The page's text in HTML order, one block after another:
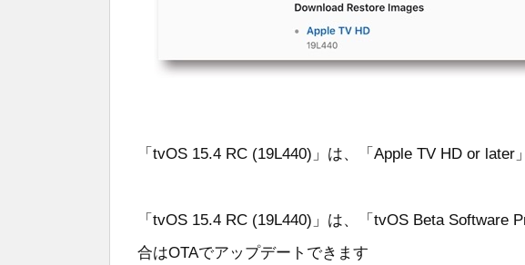
「tvOS 15.4 RC (19L440)」は、「Apple TV HD or later
「tvOS 15.4 RC (19L440)」は、「tvOS Beta Software
合はOTAでアップデートできます